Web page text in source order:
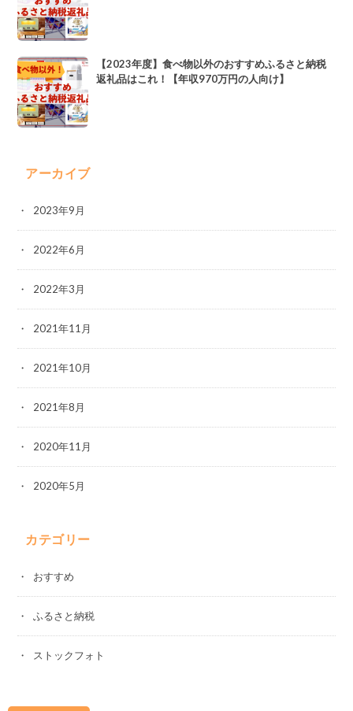
【2023年度】食べ物以外のおすすめふるさと納税
返礼品はこれ！【年収970万円の人向け】
アーカイブ
2023年9月
2022年6月
2022年3月
2021年11月
2021年10月
2021年8月
2020年11月
2020年5月
カテゴリー
おすすめ
ふるさと納税
ストックフォト